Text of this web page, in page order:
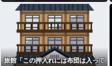
旅館「この押入れには布団は入って